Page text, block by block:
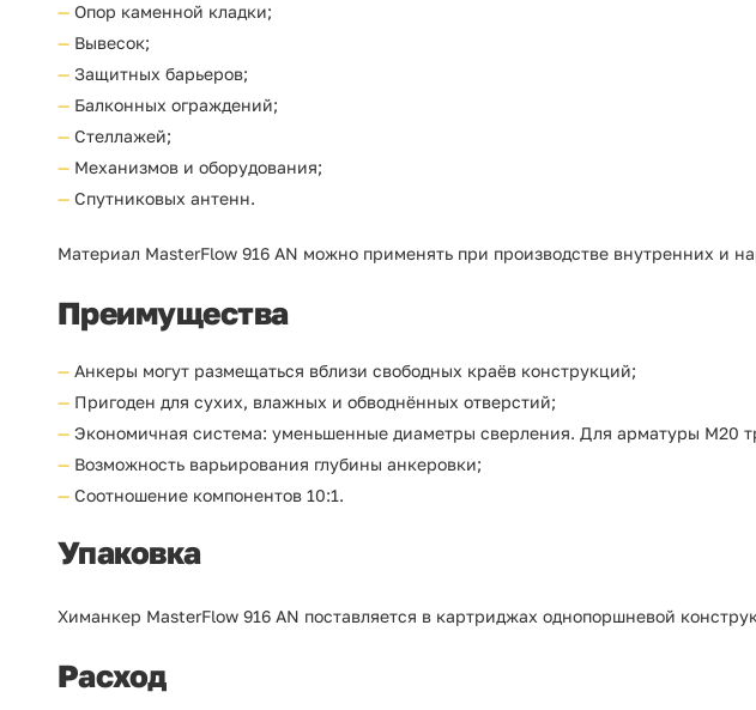
Опор каменной кладки;
Вывесок;
Защитных барьеров;
Балконных ограждений;
Стеллажей;
Механизмов и оборудования;
Спутниковых антенн.
Материал MasterFlow 916 AN можно применять при производстве внутренних и
Преимущества
Анкеры могут размещаться вблизи свободных краёв конструкций;
Пригоден для сухих, влажных и обводнённых отверстий;
Экономичная система: уменьшенные диаметры сверления. Для арматуры М20
Возможность варьирования глубины анкеровки;
Соотношение компонентов 10:1.
Упаковка
Химанкер MasterFlow 916 AN поставляется в картриджах однопоршневой
Расход